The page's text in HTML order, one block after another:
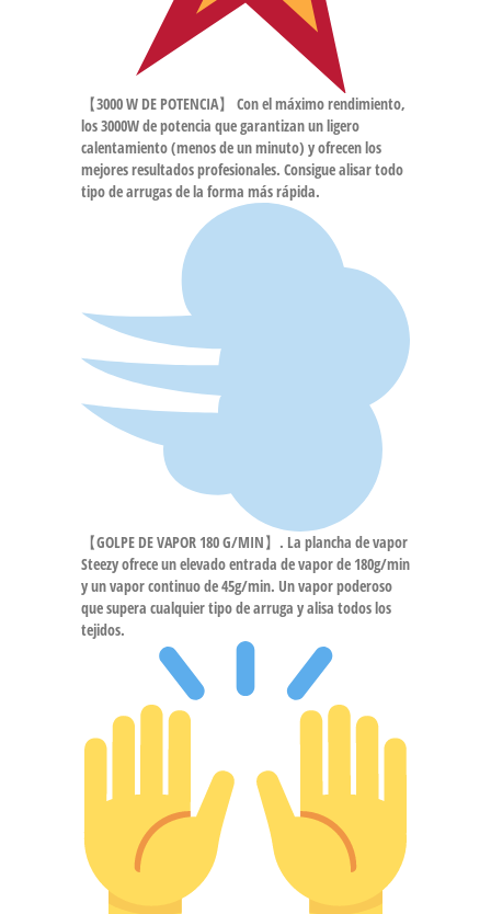
【3000 W DE POTENCIA】 Con el máximo rendimiento,
los 3000W de potencia que garantizan un ligero
calentamiento (menos de un minuto) y ofrecen los
mejores resultados profesionales. Consigue alisar todo
tipo de arrugas de la forma más rápida.
【GOLPE DE VAPOR 180 G/MIN】. La plancha de vapor
Steezy ofrece un elevado entrada de vapor de 180g/min
y un vapor continuo de 45g/min. Un vapor poderoso
que supera cualquier tipo de arruga y alisa todos los
tejidos.